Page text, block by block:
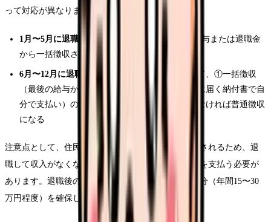
って対応が異なります。
1月〜5月に退職：
5月分までの住民税が最後の給与または退職金
から一括徴収される
6月〜12月に退職：
翌年5月分までの残額について、①一括徴収
（最後の給与から天引き）、②普通徴収（自宅に届く納付書で自
分で支払い）のいずれかを選択。特に何も言わなければ普通徴収
になる
注意点として、住民税は前年の所得に基づいて計算されるため、退
職して収入がなくなっても前年の年収に応じた金額を支払う必要が
あります。退職後の生活費として、住民税の支払い分（年間15〜30
万円程度）を確保しておきましょう。